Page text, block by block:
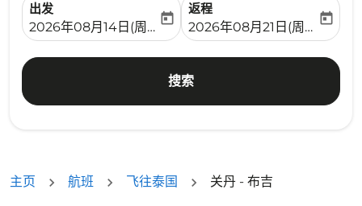
出发
fc-booking-departure-date-aria-label
2026年08月14日(周五)
today
返程
fc-booking-return-date-
2026年08月21日(周五)
today
搜索
主页 航班 飞往泰国 关丹 - 布吉